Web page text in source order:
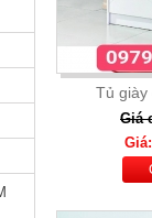
Tủ giày
Giá